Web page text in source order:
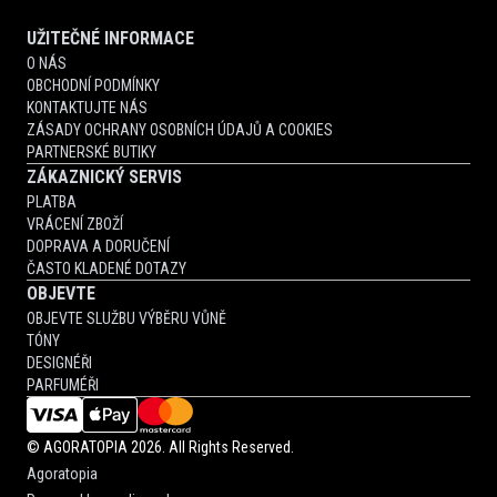
UŽITEČNÉ INFORMACE
O NÁS
OBCHODNÍ PODMÍNKY
KONTAKTUJTE NÁS
ZÁSADY OCHRANY OSOBNÍCH ÚDAJŮ A COOKIES
PARTNERSKÉ BUTIKY
ZÁKAZNICKÝ SERVIS
PLATBA
VRÁCENÍ ZBOŽÍ
DOPRAVA A DORUČENÍ
ČASTO KLADENÉ DOTAZY
OBJEVTE
OBJEVTE SLUŽBU VÝBĚRU VŮNĚ
TÓNY
DESIGNÉŘI
PARFUMÉŘI
© AGORATOPIA 2026. All Rights Reserved.
Agoratopia